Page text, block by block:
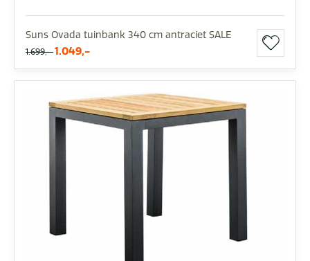
Suns Ovada tuinbank 340 cm antraciet SALE
1.699,- 1.049,-